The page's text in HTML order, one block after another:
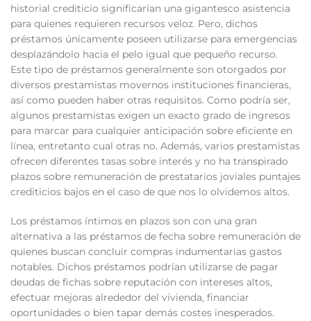
historial crediticio significarían una gigantesco asistencia
para quienes requieren recursos veloz. Pero, dichos
préstamos únicamente poseen utilizarse para emergencias
desplazándolo hacia el pelo igual que pequeño recurso.
Este tipo de préstamos generalmente son otorgados por
diversos prestamistas movernos instituciones financieras,
así­ como pueden haber otras requisitos. Como podrí­a ser,
algunos prestamistas exigen un exacto grado de ingresos
para marcar para cualquier anticipación sobre eficiente en
línea, entretanto cual otras no. Además, varios prestamistas
ofrecen diferentes tasas sobre interés y no ha transpirado
plazos sobre remuneración de prestatarios joviales puntajes
crediticios bajos en el caso de que nos lo olvidemos altos.
Los préstamos íntimos en plazos son con una gran
alternativa a las préstamos de fecha sobre remuneración de
quienes buscan concluir compras indumentarias gastos
notables. Dichos préstamos podrían utilizarse de pagar
deudas de fichas sobre reputación con intereses altos,
efectuar mejoras alrededor del vivienda, financiar
oportunidades o bien tapar demás costes inesperados.